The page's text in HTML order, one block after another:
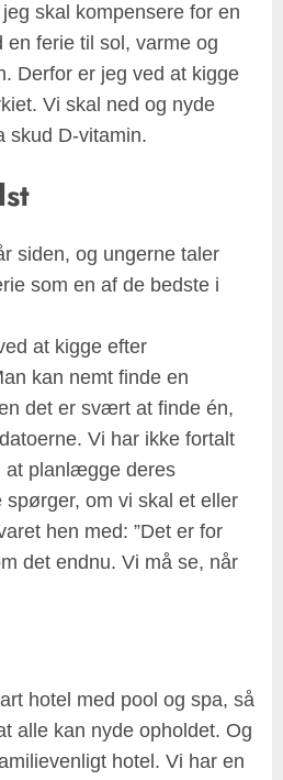
skal kompensere for en
en ferie til sol, varme og
Derfor er jeg ved at kigge
Vi skal ned og nyde
skud D-vitamin.
siden, og ungerne taler
som en af de bedste i
at kigge efter
kan nemt finde en
det er svært at finde én,
Vi har ikke fortalt
at planlægge deres
om vi skal et eller
hen med: ”Det er for
det endnu. Vi må se, når
hotel med pool og spa, så
alle kan nyde opholdet. Og
hotel. Vi har en